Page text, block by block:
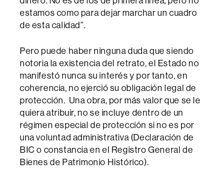
estamos como para dejar marchar un cuadro
de esta calidad”.
Pero puede haber ninguna duda que siendo
notoria la existencia del retrato, el Estado no
manifestó nunca su interés y por tanto, en
coherencia, no ejerció su obligación legal de
protección. Una obra, por más valor que se le
quiera atribuir, no se incluye dentro de un
régimen especial de protección si no es por
una voluntad administrativa (Declaración de
BIC o constancia en el Registro General de
Bienes de Patrimonio Histórico).